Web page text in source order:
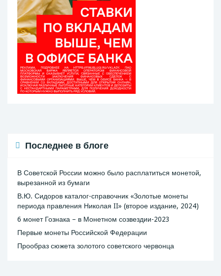
Последнее в блоге
В Советской России можно было расплатиться монетой,
вырезанной из бумаги
В.Ю. Сидоров каталог-справочник «Золотые монеты
периода правления Николая II» (второе издание, 2024)
6 монет Гознака – в Монетном созвездии-2023
Первые монеты Российской Федерации
Прообраз сюжета золотого советского червонца